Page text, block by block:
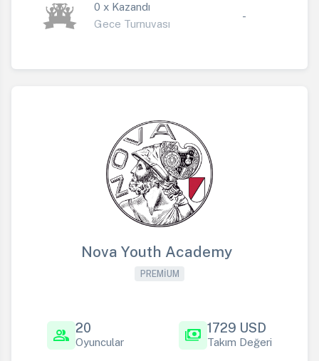
Nova Youth Academy
PREMIUM
group 20
Oyuncular payments 1729 USD
Takım Değeri
0 x Kazandı
Gece Turnuvası
-